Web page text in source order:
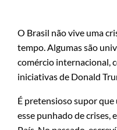
O Brasil não vive uma
tempo. Algumas são
comércio internacional,
iniciativas de Donald
É pretensioso supor que
esse punhado de crises,